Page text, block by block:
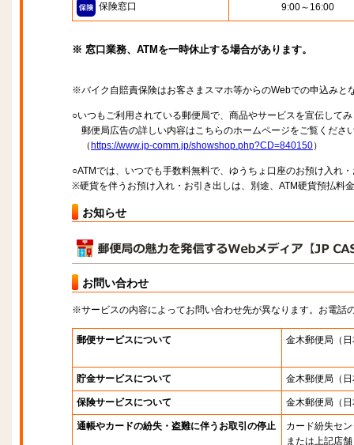
保険窓口 9:00～16:00
※ 窓口業務、ATMを一時休止する場合があります。
※バイク自賠責保険はお客さまスマホ等からのWebでの申込みと
○いつもご利用されている郵便局で、商品やサービスを宣伝して
郵便局広告の詳しい内容はこちらのホームページをご覧くださ
（ https://www.jp-comm.jp/showshop.php?CD=840150）
○ATMでは、いつでも手数料無料で、ゆうちょ口座のお預け入れ
※硬貨を伴うお預け入れ・お引き出しは、別途、ATM硬貨預払料
お知らせ
お問い合わせ
※サービスの内容によってお問い合わせ先が異なります。お電話
郵便サービスについて 金木郵便局 （
貯金サービスについて 金木郵便局 （
保険サービスについて 金木郵便局 （
通帳やカードの紛失・盗難に伴うお取引の停止
カード紛失セ
または上記店舗